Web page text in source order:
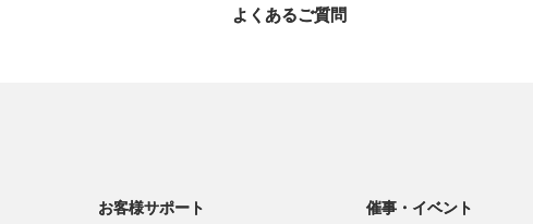
よくあるご質問
お客様サポート 催事・イベント